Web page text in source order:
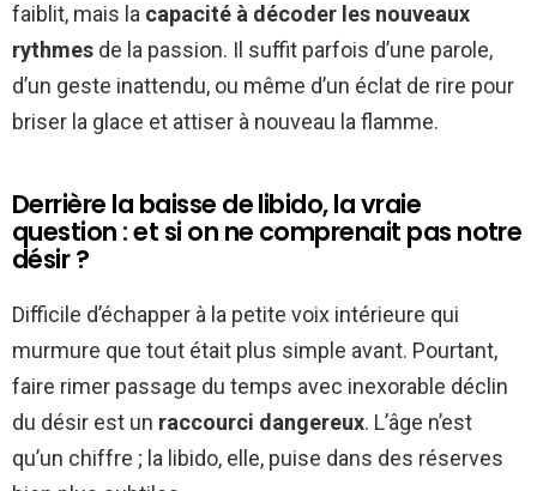
faiblit, mais la capacité à décoder les nouveaux
rythmes de la passion. Il suffit parfois d’une parole,
d’un geste inattendu, ou même d’un éclat de rire pour
briser la glace et attiser à nouveau la flamme.
Derrière la baisse de libido, la vraie
question : et si on ne comprenait pas notre
désir ?
Difficile d’échapper à la petite voix intérieure qui
murmure que tout était plus simple avant. Pourtant,
faire rimer passage du temps avec inexorable déclin
du désir est un raccourci dangereux. L’âge n’est
qu’un chiffre ; la libido, elle, puise dans des réserves